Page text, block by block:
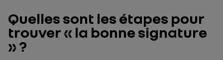
Quelles sont les étapes pour
trouver « la bonne signature
» ?